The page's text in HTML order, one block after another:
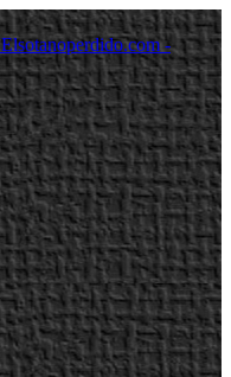
Elsotanoperdido.com -